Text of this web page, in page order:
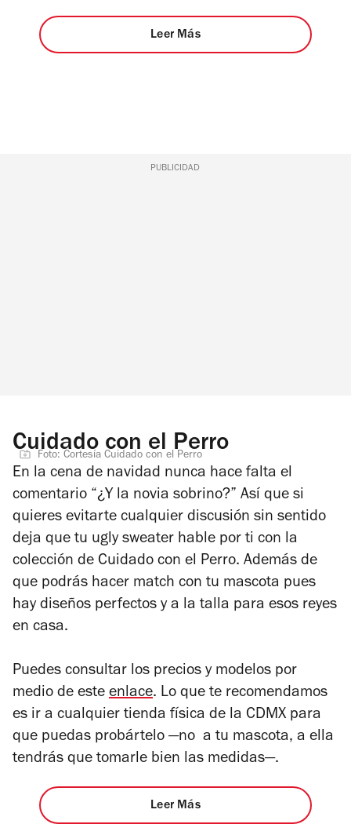
Leer Más
PUBLICIDAD
Cuidado con el Perro
Foto: Cortesía Cuidado con el Perro
En la cena de navidad nunca hace falta el
comentario “¿Y la novia sobrino?” Así que si
quieres evitarte cualquier discusión sin sentido
deja que tu ugly sweater hable por ti con la
colección de Cuidado con el Perro. Además de
que podrás hacer match con tu mascota pues
hay diseños perfectos y a la talla para esos reyes
en casa.
Puedes consultar los precios y modelos por
medio de este enlace. Lo que te recomendamos
es ir a cualquier tienda física de la CDMX para
que puedas probártelo —no a tu mascota, a ella
tendrás que tomarle bien las medidas—.
Leer Más